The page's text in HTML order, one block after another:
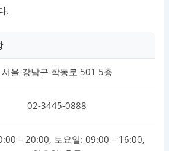
.
서울 강남구 학동로 501 5층
02-3445-0888
– 20:00, 토요일: 09:00 – 16:00,